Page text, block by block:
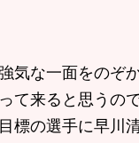
な一面をのぞ
て来ると思うの
標の選手に早川